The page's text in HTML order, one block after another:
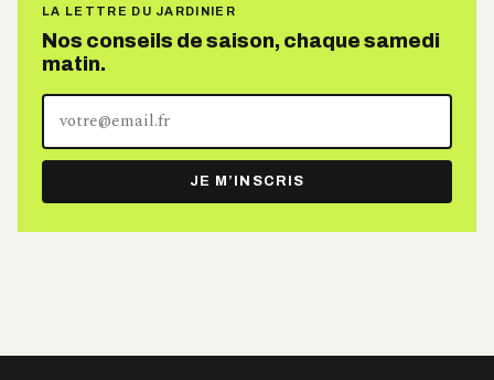
LA LETTRE DU JARDINIER
Nos conseils de saison, chaque samedi
matin.
Votre
adresse
e-
mail
JE M’INSCRIS